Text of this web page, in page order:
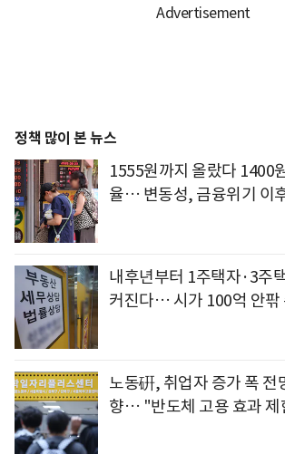
정책 많이 본 뉴스
1555원까지 올랐다 1400
율… 변동성, 금융위기 이
내후년부터 1주택자·3주
커진다… 시가 100억 안팎
노동硏, 취업자 증가 폭 전
향… "반도체 고용 효과 제